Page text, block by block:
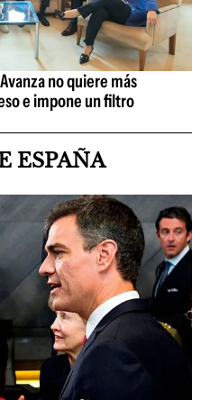
no quiere más
e impone un filtro
ESPAÑA